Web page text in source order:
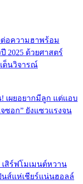
ต่อความฮาพร้อม
2025 ด้วยศาสตร์
ด็นวิจารณ์
เผยอยากมีลูก แต่แอบ
ซอก” ยังแซวแรงจน
สิร์ฟโมเมนต์หวาน
ส์แห่เชียร์แน่นฮอลล์